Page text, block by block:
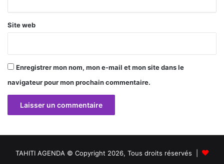
Site web
Enregistrer mon nom, mon e-mail et mon site dans le
navigateur pour mon prochain commentaire.
TAHITI AGENDA © Copyright 2026, Tous droits réservés |